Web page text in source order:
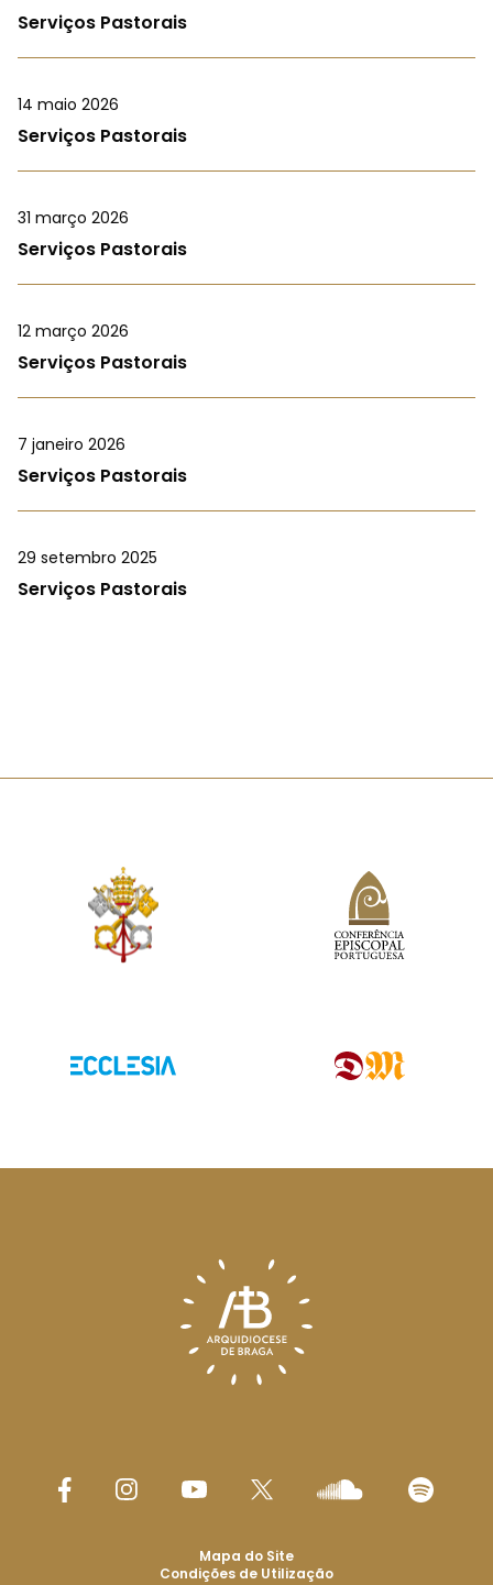
Serviços Pastorais
14 maio 2026
Serviços Pastorais
31 março 2026
Serviços Pastorais
12 março 2026
Serviços Pastorais
7 janeiro 2026
Serviços Pastorais
29 setembro 2025
Serviços Pastorais
Mapa do Site
Condições de Utilização